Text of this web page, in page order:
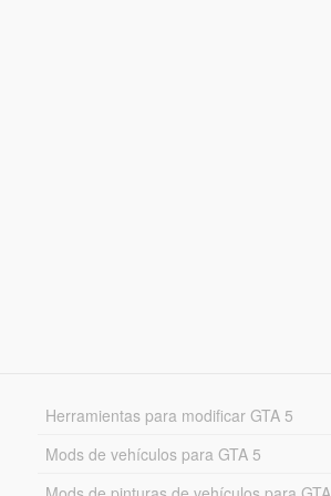
Herramientas para modificar GTA 5
Mods de vehículos para GTA 5